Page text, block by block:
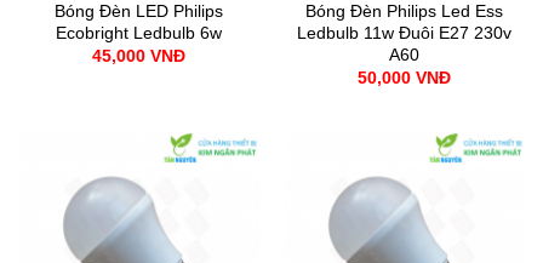
Bóng Đèn LED Philips
Ecobright Ledbulb 6w
45,000 VNĐ
Bóng Đèn Philips Led Ess
Ledbulb 11w Đuôi E27 230v
A60
50,000 VNĐ